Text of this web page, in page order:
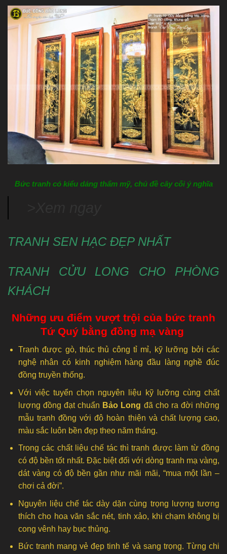
Bức tranh có kiểu dáng thẩm mỹ, chủ đề cây cối ý nghĩa
TRANH SEN HẠC ĐẸP NHẤT
TRANH CỬU LONG CHO PHÒNG
KHÁCH
Những ưu điểm vượt trội của bức tranh
Tứ Quý bằng đồng mạ vàng
Tranh được gò, thúc thủ công tỉ mỉ, kỹ lưỡng bởi các
nghệ nhân có kinh nghiệm hàng đầu làng nghề đúc
đồng truyền thống.
Với việc tuyển chọn nguyên liệu kỹ lưỡng cùng chất
lượng đồng đạt chuẩn Bảo Long đã cho ra đời những
mẫu tranh đồng với độ hoàn thiện và chất lượng cao,
màu sắc luôn bền đẹp theo năm tháng.
Trong các chất liệu chế tác thì tranh được làm từ đồng
có độ bền tốt nhất. Đặc biệt đối với dòng tranh mạ vàng,
dát vàng có độ bền gần như mãi mãi, “mua một lần –
chơi cả đời”.
Nguyên liệu chế tác dày dặn cùng trọng lượng tương
thích cho hoa văn sắc nét, tinh xảo, khi chạm không bị
cong vênh hay bục thủng.
Bức tranh mang vẻ đẹp tinh tế và sang trọng. Từng chi